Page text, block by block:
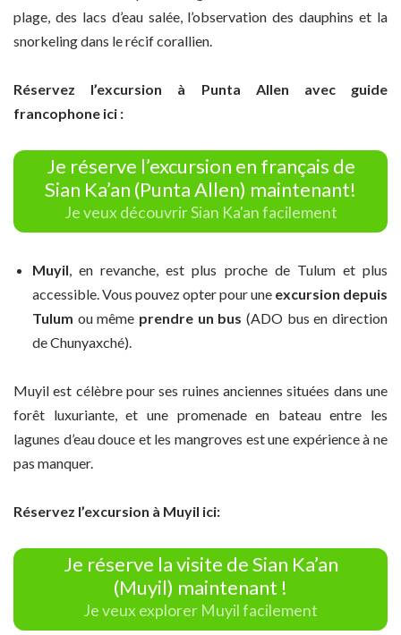
plage, des lacs d’eau salée, l’observation des dauphins et la
snorkeling dans le récif corallien.
Réservez l’excursion à Punta Allen avec guide
francophone ici :
Je réserve l’excursion en français de
Sian Ka’an (Punta Allen) maintenant!
Je veux découvrir Sian Ka'an facilement
Muyil , en revanche, est plus proche de Tulum et plus
accessible. Vous pouvez opter pour une excursion depuis
Tulum ou même prendre un bus (ADO bus en direction
de Chunyaxché).
Muyil est célèbre pour ses ruines anciennes situées dans une
forêt luxuriante, et une promenade en bateau entre les
lagunes d’eau douce et les mangroves est une expérience à ne
pas manquer.
Réservez l’excursion à Muyil ici:
Je réserve la visite de Sian Ka’an
(Muyil) maintenant !
Je veux explorer Muyil facilement